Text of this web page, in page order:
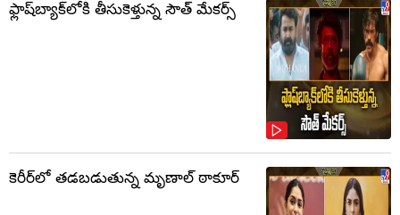
ఫ్లాష్‌బ్యాక్‌లోకి తీసుకెళ్తున్న సౌత్‌ మేకర్స్‌
కెరీర్‌లో తడబడుతున్న మృణాల్ ఠాకూర్